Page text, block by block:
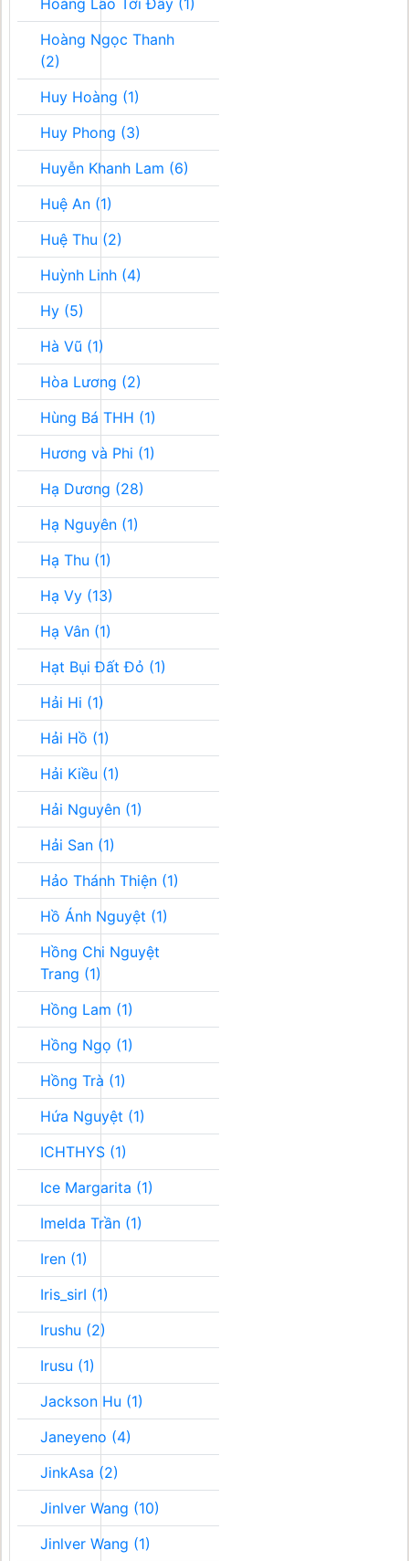
Hoàng Lão Tới Đây (1)
Hoàng Ngọc Thanh
(2)
Huy Hoàng (1)
Huy Phong (3)
Huyễn Khanh Lam (6)
Huệ An (1)
Huệ Thu (2)
Huỳnh Linh (4)
Hy (5)
Hà Vũ (1)
Hòa Lương (2)
Hùng Bá THH (1)
Hương và Phi (1)
Hạ Dương (28)
Hạ Nguyên (1)
Hạ Thu (1)
Hạ Vy (13)
Hạ Vân (1)
Hạt Bụi Đất Đỏ (1)
Hải Hi (1)
Hải Hồ (1)
Hải Kiều (1)
Hải Nguyên (1)
Hải San (1)
Hảo Thánh Thiện (1)
Hồ Ánh Nguyệt (1)
Hồng Chi Nguyệt
Trang (1)
Hồng Lam (1)
Hồng Ngọ (1)
Hồng Trà (1)
Hứa Nguyệt (1)
ICHTHYS (1)
Ice Margarita (1)
Imelda Trần (1)
Iren (1)
Iris_sirI (1)
Irushu (2)
Irusu (1)
Jackson Hu (1)
Janeyeno (4)
JinkAsa (2)
Jinlver Wang (10)
Jinlver Wang (1)